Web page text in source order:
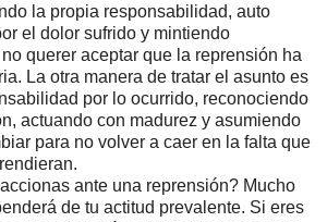
la propia responsabilidad, auto
el dolor sufrido y mintiendo
querer aceptar que la reprensión ha
La otra manera de tratar el asunto es
por lo ocurrido, reconociendo
actuando con madurez y asumiendo
para no volver a caer en la falta que
ante una reprensión? Mucho
de tu actitud prevalente. Si eres